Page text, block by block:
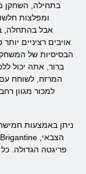
בתחילה, השחקן
ומפלצות
אויבים רציניים
הבסיסיות של
ברור, אתה יכול
המרזח, לשוחח
למכור מגוון